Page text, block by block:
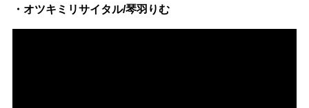
・オツキミリサイタル/琴羽りむ